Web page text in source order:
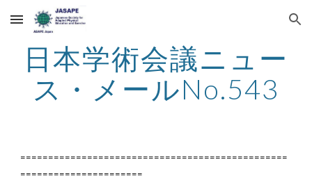
Skip to main content Skip to navigation
日本学術会議ニュー
ス・メールNo.543
================================================
======================